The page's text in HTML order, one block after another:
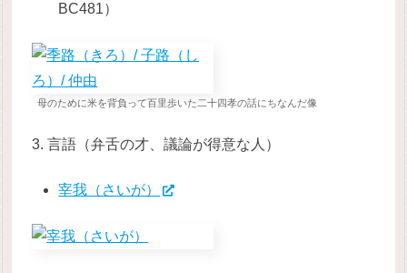
BC481）
母のために米を背負って百里歩いた二十四孝の話にちなんだ像
3. 言語（弁舌の才、議論が得意な人）
宰我（さいが）